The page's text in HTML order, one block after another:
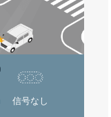
信号なし